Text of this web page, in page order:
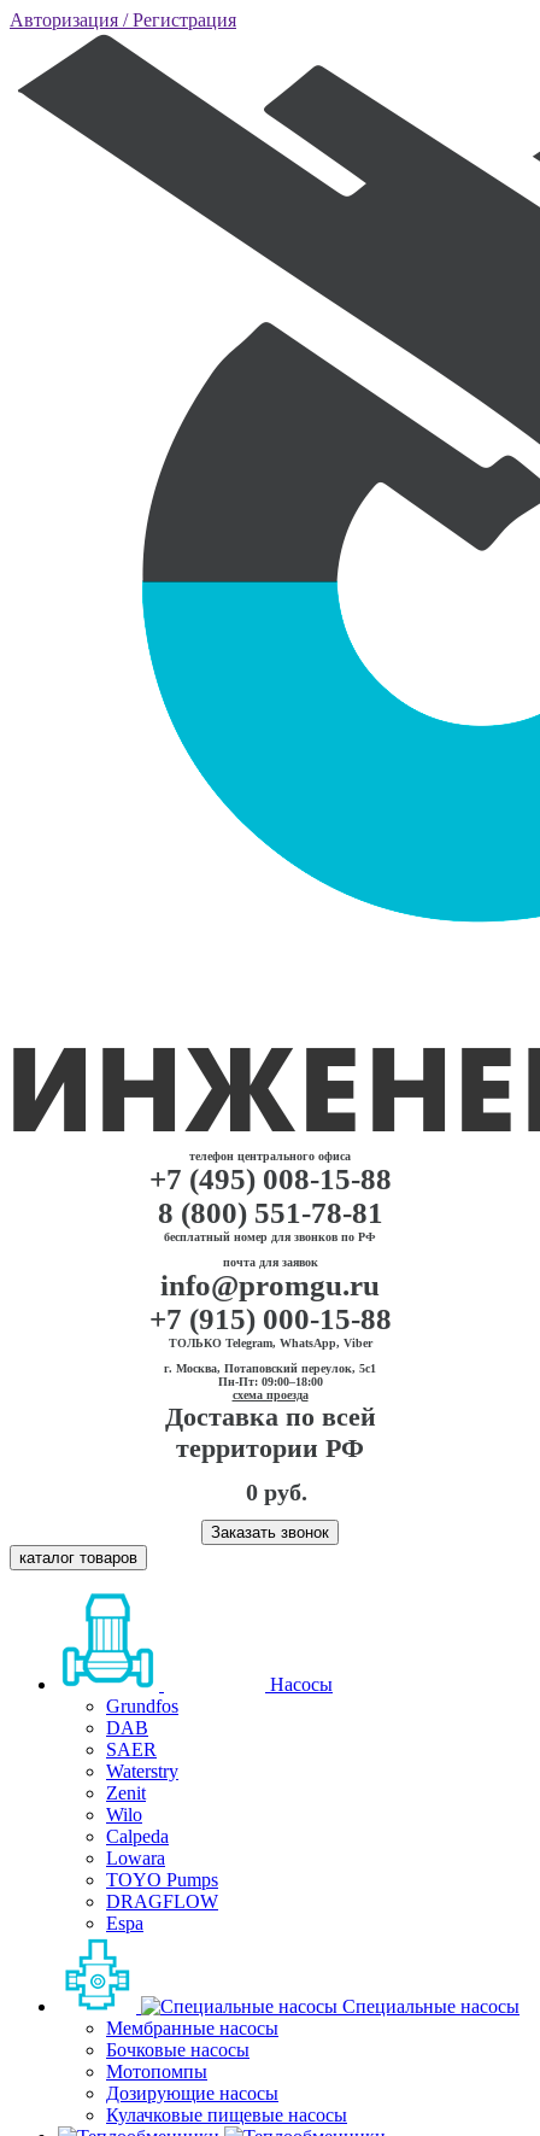
Авторизация / Регистрация
телефон центрального офиса
+7 (495) 008-15-88
8 (800) 551-78-81
бесплатный номер для звонков по РФ
почта для заявок
info@promgu.ru
+7 (915) 000-15-88
ТОЛЬКО Telegram, WhatsApp, Viber
г. Москва, Потаповский переулок, 5с1
Пн-Пт: 09:00–18:00
схема проезда
Доставка по всей
территории РФ
0 руб.
Заказать звонок
каталог товаров
Насосы
Grundfos
DAB
SAER
Waterstry
Zenit
Wilo
Calpeda
Lowara
TOYO Pumps
DRAGFLOW
Espa
Специальные насосы
Мембранные насосы
Бочковые насосы
Мотопомпы
Дозирующие насосы
Кулачковые пищевые насосы